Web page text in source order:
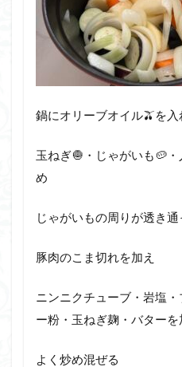
鍋にオリーブオイル🫒を入
玉ねぎ🧅・じゃがいも🥔
め
じゃがいもの周りが透き通
豚肉のこま切れを加え
ニンニクチューブ・岩塩
ー粉・玉ねぎ麹・バターを
よく炒め混ぜる